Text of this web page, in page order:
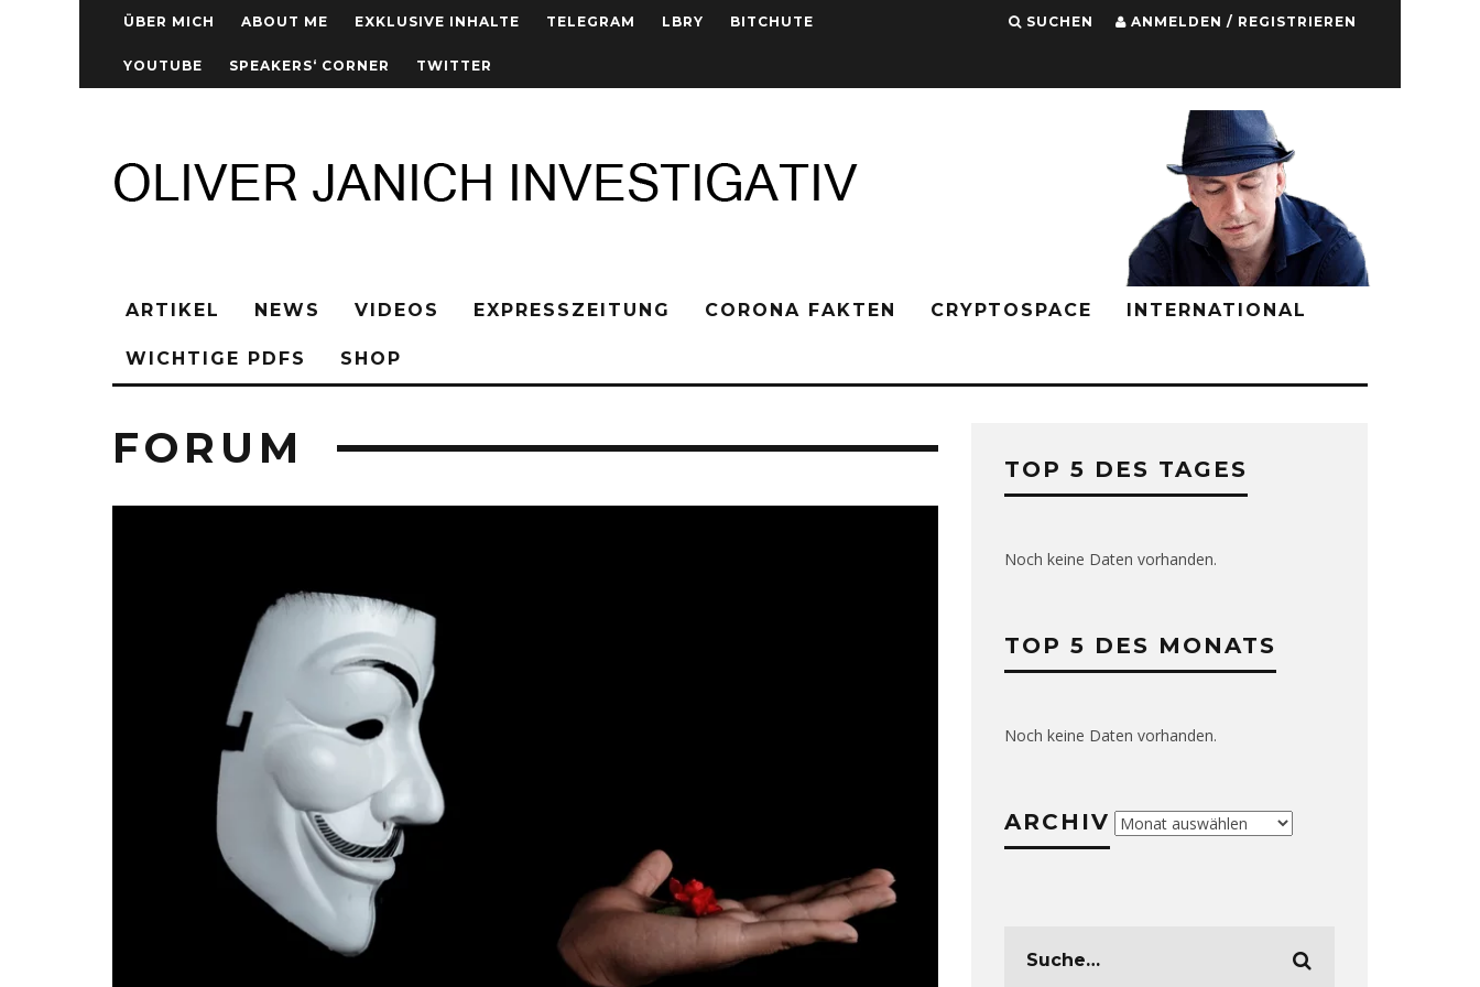
ÜBER MICH ABOUT ME EXKLUSIVE INHALTE TELEGRAM LBRY BITCHUTE
YOUTUBE SPEAKERS‘ CORNER TWITTER
SUCHEN ANMELDEN / REGISTRIEREN
ARTIKEL NEWS VIDEOS EXPRESSZEITUNG CORONA FAKTEN CRYPTOSPACE INTERNATIONAL
WICHTIGE PDFS SHOP
FORUM TOP 5 DES TAGES
Noch keine Daten vorhanden.
TOP 5 DES MONATS
Noch keine Daten vorhanden.
ARCHIV Archiv